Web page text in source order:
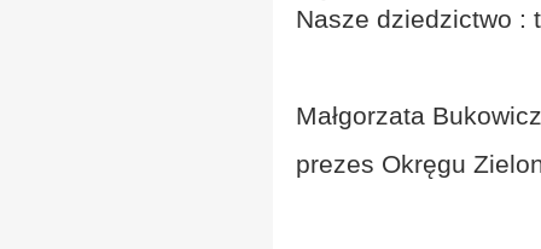
Nasze dziedzictwo :
Małgorzata Bukowicz
prezes Okręgu